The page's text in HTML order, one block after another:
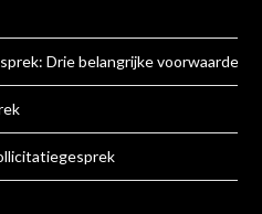
Drie belangrijke voorwaarden